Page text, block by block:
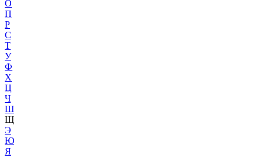
О
П
Р
С
Т
У
Ф
Х
Ц
Ч
Ш
Щ
Э
Ю
Я